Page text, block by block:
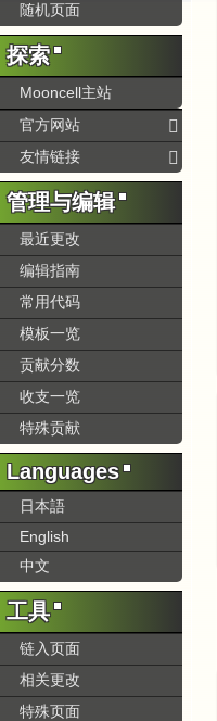
随机页面
探索
Mooncell主站
官方网站
友情链接
管理与编辑
最近更改
编辑指南
常用代码
模板一览
贡献分数
收支一览
特殊贡献
Languages
日本語
English
中文
工具
链入页面
相关更改
特殊页面